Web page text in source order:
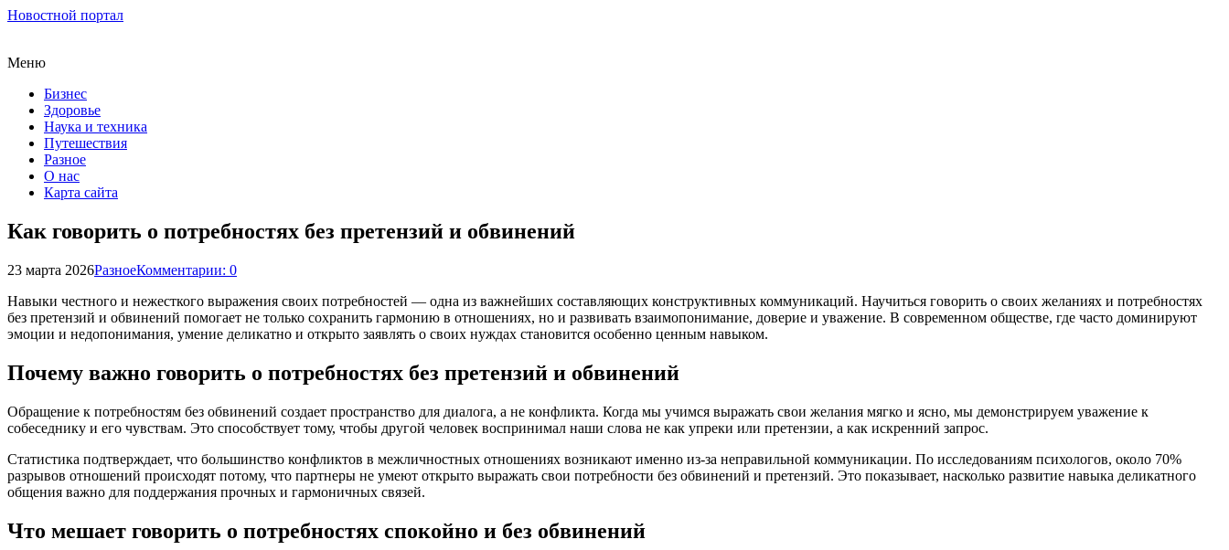
Новостной портал
Меню
Бизнес
Здоровье
Наука и техника
Путешествия
Разное
О нас
Карта сайта
Как говорить о потребностях без претензий и обвинений
23 марта 2026РазноеКомментарии: 0
Навыки честного и нежесткого выражения своих потребностей — одна из важнейших составляющих конструктивных коммуникаций. Научиться говорить о своих желаниях и потребностях
без претензий и обвинений помогает не только сохранить гармонию в отношениях, но и развивать взаимопонимание, доверие и уважение. В современном обществе, где часто доминируют
эмоции и недопонимания, умение деликатно и открыто заявлять о своих нуждах становится особенно ценным навыком.
Почему важно говорить о потребностях без претензий и обвинений
Обращение к потребностям без обвинений создает пространство для диалога, а не конфликта. Когда мы учимся выражать свои желания мягко и ясно, мы демонстрируем уважение к
собеседнику и его чувствам. Это способствует тому, чтобы другой человек воспринимал наши слова не как упреки или претензии, а как искренний запрос.
Статистика подтверждает, что большинство конфликтов в межличностных отношениях возникают именно из-за неправильной коммуникации. По исследованиям психологов, около 70%
разрывов отношений происходят потому, что партнеры не умеют открыто выражать свои потребности без обвинений и претензий. Это показывает, насколько развитие навыка деликатного
общения важно для поддержания прочных и гармоничных связей.
Что мешает говорить о потребностях спокойно и без обвинений